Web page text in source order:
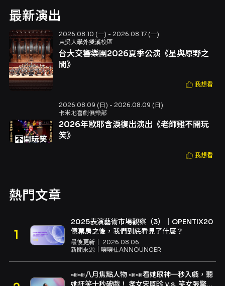
最新演出
2026.08.10 (一) - 2026.08.17 (一)
東吳大學外雙溪校區
台大交響樂團2026夏季公演《星與原野之
間》
我想看
2026.08.09 (日) - 2026.08.09 (日)
卡米地喜劇俱樂部
2026年歐耶含淚復出演出《老師雞不開玩
笑》
我想看
熱門文章
2025表演藝術市場觀察（3）｜OPENTIX20
億票房之後，我們到底看見了什麼？
最後更新｜ 2026.08.06
新聞來源｜ 嚷嚷社ANNOUNCER
📣📣八月焦點人物 📣📣看她眼神一秒入戲，聽
她狂笑十秒破戲！ 孝女宋國珍 v.s. 笑女張擎